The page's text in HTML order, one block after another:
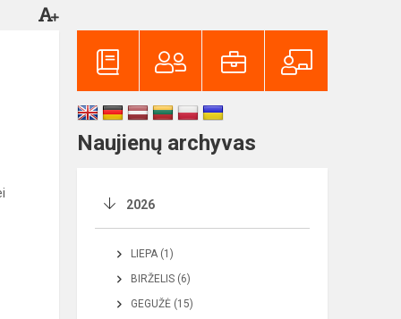
Naujienų archyvas
2026
LIEPA (1)
BIRŽELIS (6)
GEGUŽĖ (15)